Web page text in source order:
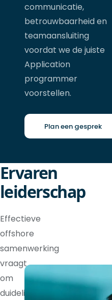
communicatie,
betrouwbaarheid en
teamaansluiting
voordat we de juiste
Application
programmer
voorstellen.
Plan een gesprek
Ervaren
leiderschap
Effectieve
offshore
samenwerking
vraagt
om
duidelijke